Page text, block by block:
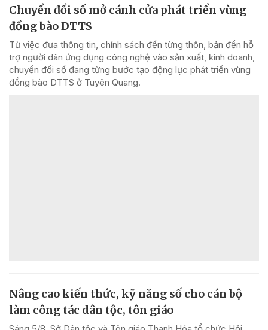
Chuyển đổi số mở cánh cửa phát triển vùng
đồng bào DTTS
Từ việc đưa thông tin, chính sách đến từng thôn, bản đến hỗ
trợ người dân ứng dụng công nghệ vào sản xuất, kinh doanh,
chuyển đổi số đang từng bước tạo động lực phát triển vùng
đồng bào DTTS ở Tuyên Quang.
Nâng cao kiến thức, kỹ năng số cho cán bộ
làm công tác dân tộc, tôn giáo